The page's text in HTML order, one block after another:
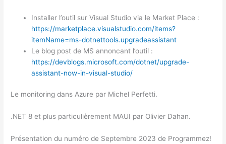
Installer l’outil sur Visual Studio via le Market Place :
https://marketplace.visualstudio.com/items?
itemName=ms-dotnettools.upgradeassistant
Le blog post de MS annoncant l’outil :
https://devblogs.microsoft.com/dotnet/upgrade-
assistant-now-in-visual-studio/
Le monitoring dans Azure par Michel Perfetti.
.NET 8 et plus particulièrement MAUI par Olivier Dahan.
Présentation du numéro de Septembre 2023 de Programmez!